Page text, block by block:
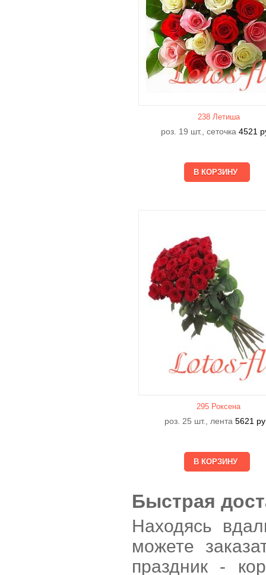
238 Летишa
роз. 19 шт., сеточка4521
295 Роксена
роз. 25 шт., лента5621
Быстрая
Находясь
можете
праздник -